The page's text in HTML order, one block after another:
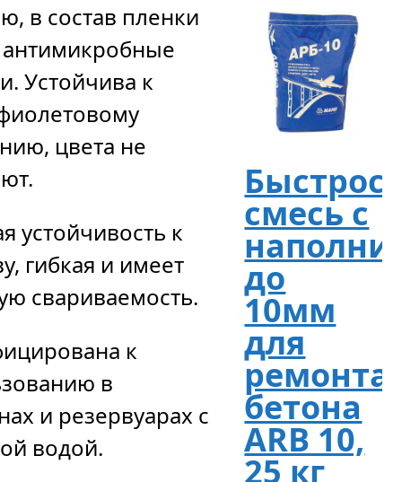
в состав пленки
антимикробные
Устойчива к
цвета не
устойчивость к
гибкая и имеет
свариваемость.
к
в
и резервуарах с
водой.
смесь с
до
10мм
для
ремонта
бетона
ARB 10,
25 кг